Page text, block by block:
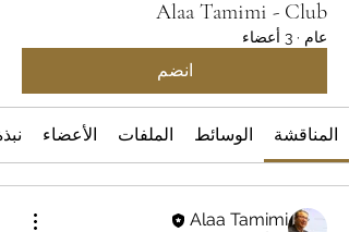
Alaa Tamimi - Club
عام · 3 أعضاء
انضم
المناقشة الوسائط الملفات الأعضاء
Alaa Tamimi